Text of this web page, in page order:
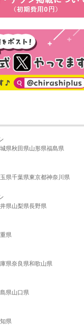
県秋田県山形県福島県
県千葉県東京都神奈川県
県山梨県長野県
県
県奈良県和歌山県
県山口県
県